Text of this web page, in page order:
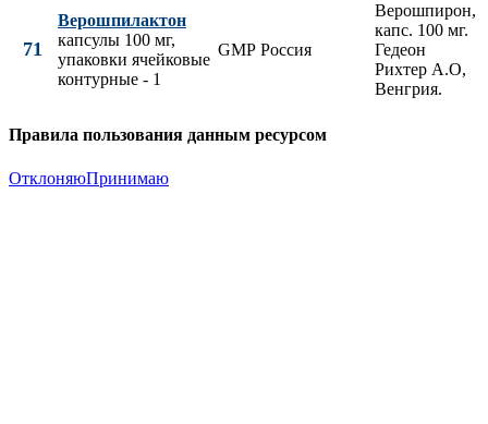
71
Верошпилактон
капсулы 100 мг,
упаковки ячейковые
контурные - 1
GMP Россия
Верошпирон,
капс. 100 мг.
Гедеон
Рихтер А.О,
Венгрия.
Правила пользования данным ресурсом
ОтклоняюПринимаю